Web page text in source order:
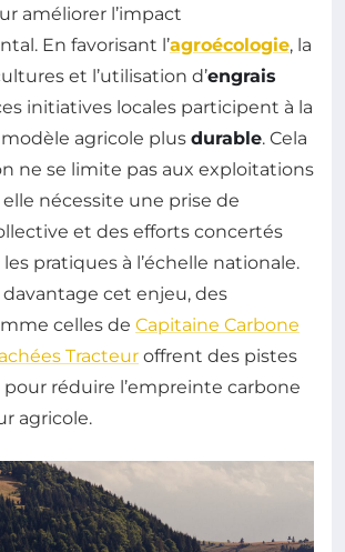
améliorer l’impact
En favorisant l’agroécologie, la
et l’utilisation d’engrais
initiatives locales participent à la
agricole plus durable. Cela
ne se limite pas aux exploitations
nécessite une prise de
et des efforts concertés
pratiques à l’échelle nationale.
cet enjeu, des
celles de Capitaine Carbone
Tracteur offrent des pistes
réduire l’empreinte carbone
agricole.